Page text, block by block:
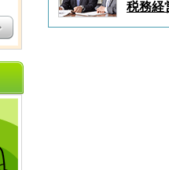
税務経